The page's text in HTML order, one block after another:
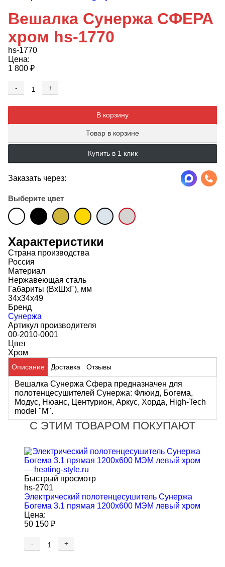
Вешалка Сунержа СФЕРА
хром hs-1770
hs-1770
Цена:
1 800 ₽
-
+
В корзину
Товар в корзине
Купить в 1 клик
Заказать через:
Выберите цвет
Характеристики
Страна производства
Россия
Материал
Нержавеющая сталь
Габариты (ВхШхГ), мм
34х34х49
Бренд
Сунержа
Артикул производителя
00-2010-0001
Цвет
Хром
Описание Доставка Отзывы
Вешалка Сунержа Сфера предназначен для
полотенцесушителей Сунержа: Флюид, Богема,
Модус, Нюанс, Центурион, Аркус, Хорда, High-Tech
model "M".
С ЭТИМ ТОВАРОМ ПОКУПАЮТ
Быстрый просмотр
hs-2701
Электрический полотенцесушитель Сунержа
Богема 3.1 прямая 1200x600 МЭМ левый хром
Цена:
50 150 ₽
- +